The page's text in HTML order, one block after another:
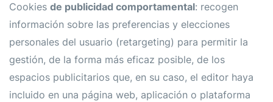
Cookies de publicidad comportamental: recogen
información sobre las preferencias y elecciones
personales del usuario (retargeting) para permitir la
gestión, de la forma más eficaz posible, de los
espacios publicitarios que, en su caso, el editor haya
incluido en una página web, aplicación o plataforma